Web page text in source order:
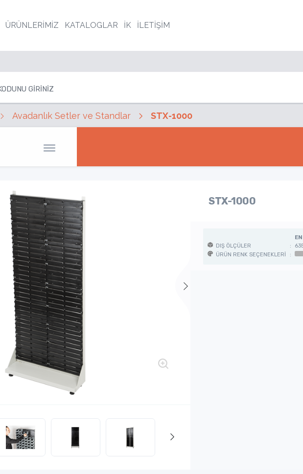
ÜRÜNLERİMİZ KATALOGLAR İK İLETİŞİM
Avadanlık Setler ve Standlar STX-1000
STX-1000
EN
DIŞ ÖLÇÜLER
:
ÜRÜN RENK SEÇENEKLERİ
: